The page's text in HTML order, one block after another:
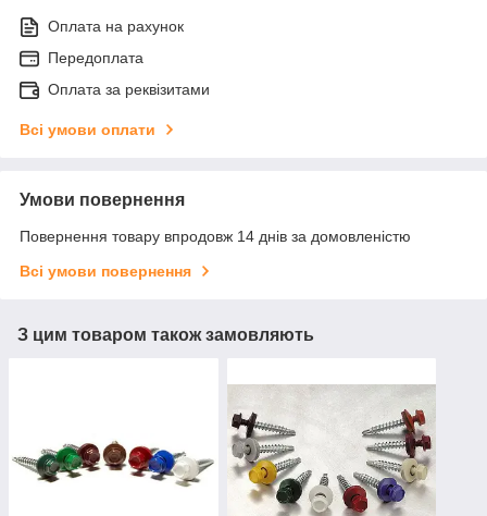
Оплата на рахунок
Передоплата
Оплата за реквізитами
Всі умови оплати
Умови повернення
Повернення товару впродовж 14 днів за домовленістю
Всі умови повернення
З цим товаром також замовляють